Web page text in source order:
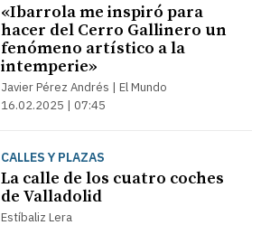
«Ibarrola me inspiró para
hacer del Cerro Gallinero un
fenómeno artístico a la
intemperie»
Javier Pérez Andrés | El Mundo
16.02.2025 | 07:45
CALLES Y PLAZAS
La calle de los cuatro coches
de Valladolid
Estíbaliz Lera